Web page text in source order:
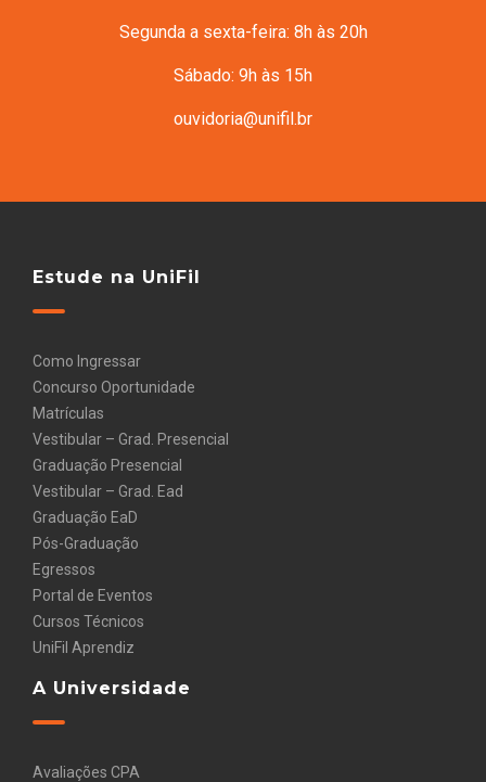
Segunda a sexta-feira: 8h às 20h
Sábado: 9h às 15h
ouvidoria@unifil.br
Estude na UniFil
Como Ingressar
Concurso Oportunidade
Matrículas
Vestibular – Grad. Presencial
Graduação Presencial
Vestibular – Grad. Ead
Graduação EaD
Pós-Graduação
Egressos
Portal de Eventos
Cursos Técnicos
UniFil Aprendiz
A Universidade
Avaliações CPA